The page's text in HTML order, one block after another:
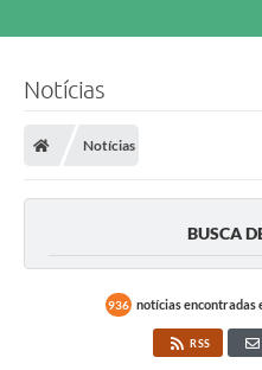
Notícias
Notícias
BUSCA
936 notícias encontradas
RSS